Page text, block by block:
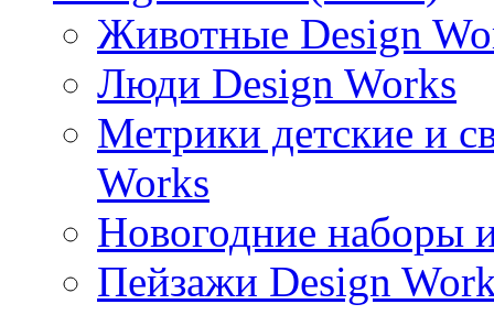
Животные Design
Люди Design Works
Метрики детские и
Works
Новогодние наборы
Пейзажи Design